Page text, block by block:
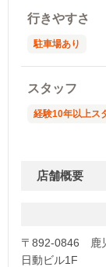
行きやすさ
駐車場あり
スタッフ
経験10年以上ス
店舗概要
〒892-0846 鹿
日動ビル1F